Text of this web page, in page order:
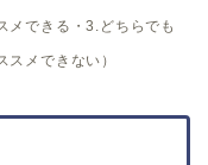
メできる・3.どちらでも
メできない）